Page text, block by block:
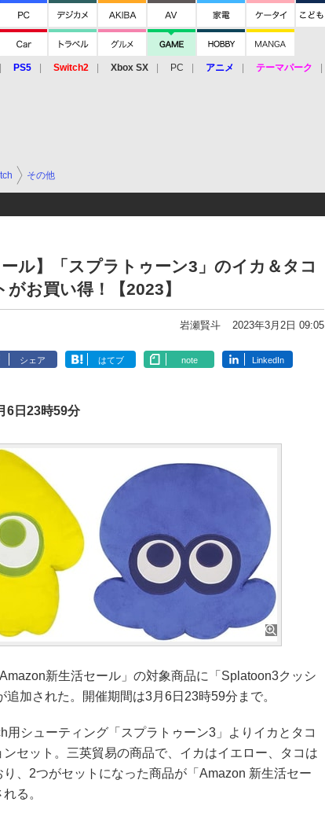
PS5 Switch2 Xbox SX PC アニメ テーマパーク
その他
ル】「スプラトゥーン3」のイカ＆タコ
お買い得！【2023】
岩瀬賢斗 2023年3月2日 09:05
シェア はてブ note LinkedIn
6日23時59分
新生活セール」の対象商品に「Splatoon3クッシ
追加された。開催期間は3月6日23時59分まで。
シューティング「スプラトゥーン3」よりイカとタコ
セット。三英貿易の商品で、イカはイエロー、タコは
、2つがセットになった商品が「Amazon 新生活セー
る。